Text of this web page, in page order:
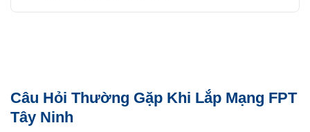
Câu Hỏi Thường Gặp Khi Lắp Mạng FPT
Tây Ninh